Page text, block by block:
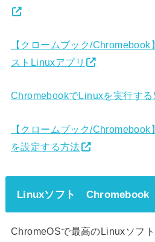
【クロームブック/
ストLinuxアプリ
ChromebookでLinuxを実行する
【クロームブック/
を設定する方法
Linuxソフト Chromebook
ChromeOSで最高のLinuxソフ